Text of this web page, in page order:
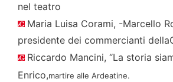
nel teatro
Maria Luisa Corami, -Marcello
presidente dei commercianti
Riccardo Mancini, “La storia
Enrico,martire alle Ardeatine.